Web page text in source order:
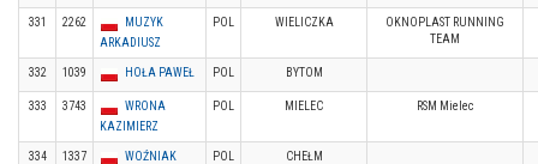
331 2262
MUZYK
ARKADIUSZ
POL WIELICZKA
OKNOPLAST RUNNING
TEAM
332 1039 HOŁA PAWEŁ POL BYTOM
333 3743
WRONA
KAZIMIERZ
POL MIELEC RSM Mielec
334 1337 WOŹNIAK POL CHEŁM